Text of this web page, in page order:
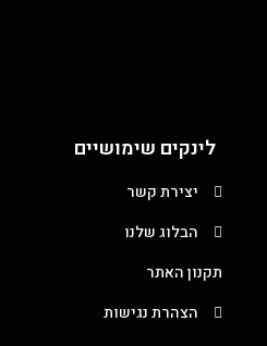
לינקים שימושיים
יצירת קשר
הבלוג שלנו
תקנון האתר
הצהרת נגישות